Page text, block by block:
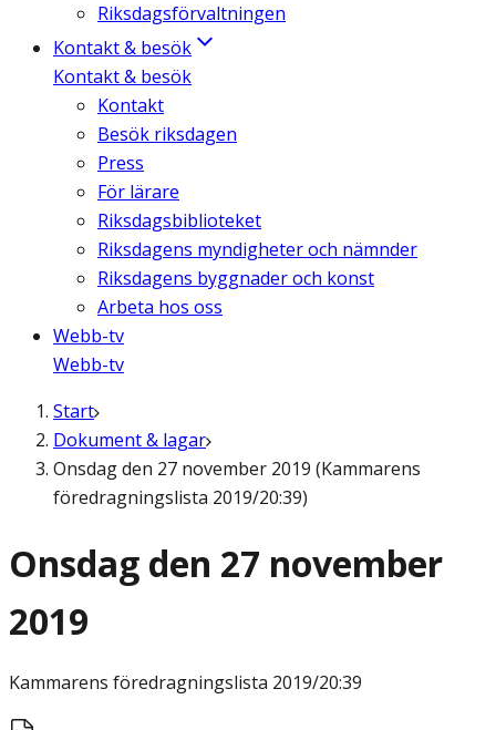
Riksdagsförvaltningen
Kontakt & besök
Kontakt & besök
Kontakt
Besök riksdagen
Press
För lärare
Riksdagsbiblioteket
Riksdagens myndigheter och nämnder
Riksdagens byggnader och konst
Arbeta hos oss
Webb-tv
Webb-tv
Start
Dokument & lagar
Onsdag den 27 november 2019 (Kammarens
föredragningslista 2019/20:39)
Onsdag den 27 november
2019
Kammarens föredragningslista 2019/20:39